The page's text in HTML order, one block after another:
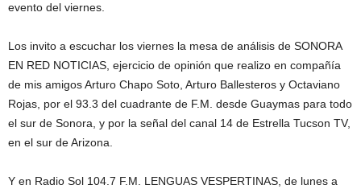
evento del viernes.
Los invito a escuchar los viernes la mesa de análisis de SONORA
EN RED NOTICIAS, ejercicio de opinión que realizo en compañía
de mis amigos Arturo Chapo Soto, Arturo Ballesteros y Octaviano
Rojas, por el 93.3 del cuadrante de F.M. desde Guaymas para todo
el sur de Sonora, y por la señal del canal 14 de Estrella Tucson TV,
en el sur de Arizona.
Y en Radio Sol 104.7 F.M. LENGUAS VESPERTINAS, de lunes a